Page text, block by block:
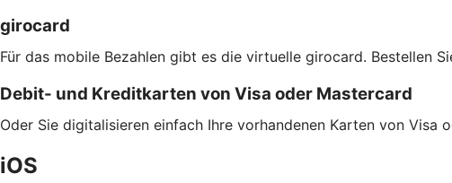
girocard
Für das mobile Bezahlen gibt es die virtuelle girocard. Bestellen
Debit- und Kreditkarten von Visa oder Mastercard
Oder Sie digitalisieren einfach Ihre vorhandenen Karten von Visa
iOS